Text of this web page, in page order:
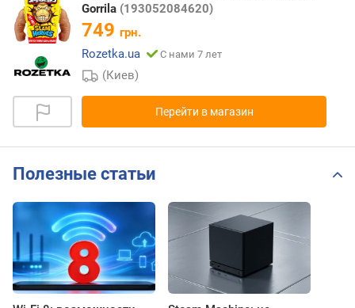
Gorrila (193052084620)
749 грн.
Rozetka.ua
С нами 7 лет
(Киев)
Перейти в магазин
Полезные статьи